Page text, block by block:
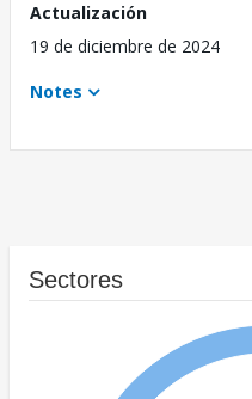
Actualización
19 de diciembre de 2024
Notes
Sectores